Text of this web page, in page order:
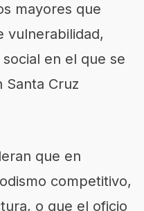
mayores que
vulnerabilidad,
en el que se
Santa Cruz
que en
competitivo,
o que el oficio